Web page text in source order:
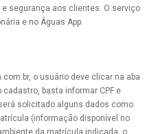
segurança aos clientes. O serviço
e no Águas App.
o usuário deve clicar na aba
basta informar CPF e
solicitado alguns dados como
(informação disponível no
da matrícula indicada, o